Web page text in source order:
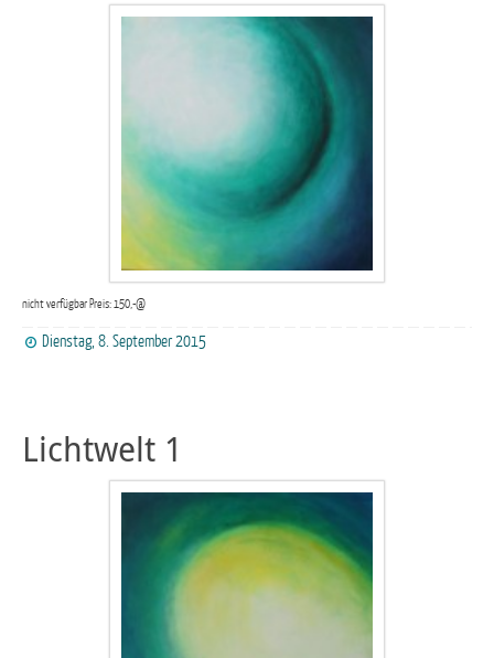
nicht verfügbar Preis: 150,-@
Dienstag, 8. September 2015
Lichtwelt 1